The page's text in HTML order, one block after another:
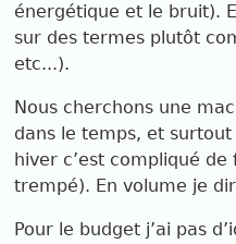
énergétique et le bruit).
sur des termes plutôt
etc...).
Nous cherchons une
dans le temps, et
hiver c’est compliqué
trempé). En volume je
Pour le budget j’ai pas